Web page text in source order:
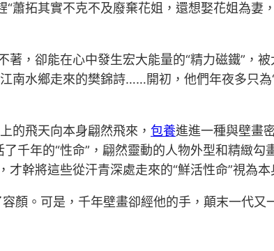
蕭拓其實不克不及廢棄花姐，還想娶花姐為妻
，卻能在心中發生宏大能量的“精力磁鐵”，
南水鄉走來的樊錦詩……開初，他們年夜多只
飛天向本身翩然飛來， 包養進進一種與壁畫
了千年的“性命”，翩然靈動的人物外型和精緻
幹將這些從汗青深處走來的“鮮活性命”視為
。可是，千年壁畫卻經他的手，顛末一代又